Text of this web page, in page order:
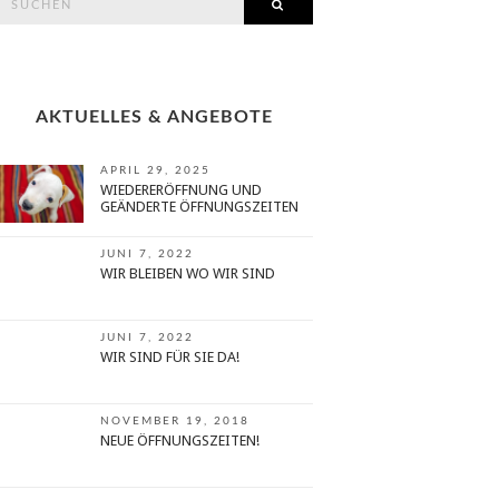
AKTUELLES & ANGEBOTE
APRIL 29, 2025
WIEDERERÖFFNUNG UND
GEÄNDERTE ÖFFNUNGSZEITEN
JUNI 7, 2022
WIR BLEIBEN WO WIR SIND
JUNI 7, 2022
WIR SIND FÜR SIE DA!
NOVEMBER 19, 2018
NEUE ÖFFNUNGSZEITEN!